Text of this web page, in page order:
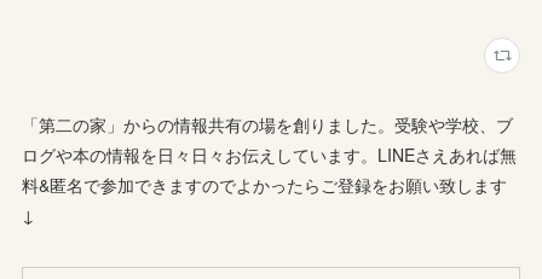
「第二の家」からの情報共有の場を創りました。受験や学校、ブ
ログや本の情報を日々日々お伝えしています。LINEさえあれば無
料&匿名で参加できますのでよかったらご登録をお願い致します
↓